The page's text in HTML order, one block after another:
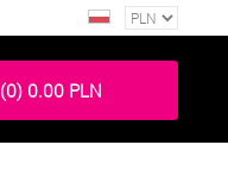
(0) 0.00 PLN